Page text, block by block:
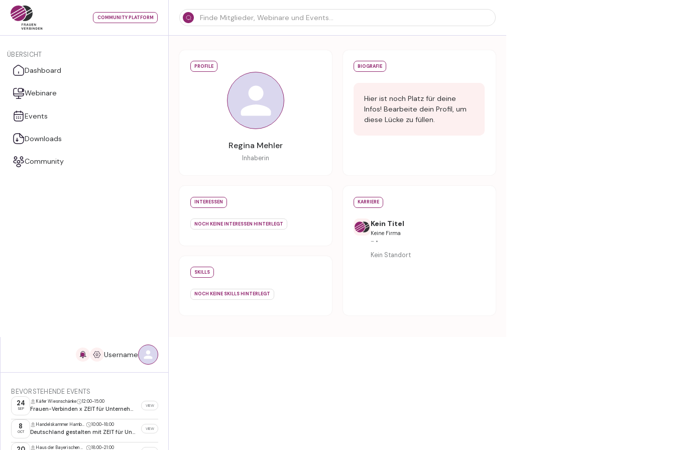
COMMUNITY PLATFORM
ÜBERSICHT
Dashboard
Webinare
Events
Downloads
Community
PROFILE
Regina Mehler
Inhaberin
BIOGRAFIE
Hier ist noch Platz für deine
Infos! Bearbeite dein Profil, um
diese Lücke zu füllen.
INTERESSEN
NOCH KEINE INTERESSEN HINTERLEGT
SKILLS
NOCH KEINE SKILLS HINTERLEGT
KARRIERE
Kein Titel
Keine Firma
– •
Kein Standort
Username
BEVORSTEHENDE EVENTS
24
SEP
Käfer Wiesnschänke 12:00-15:00
Frauen-Verbinden x ZEIT für Unternehmer Wiesn 2026 VIEW
8
OCT
Handelskammer Hamburg 10:00-18:00
Deutschland gestalten mit ZEIT für Unternehmer VIEW
Haus der Bayerischen Wirtschaft, München 18:00-21:00